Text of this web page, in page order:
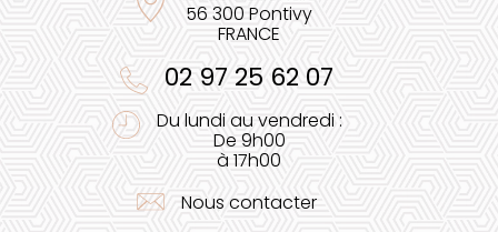
56 300 Pontivy
FRANCE
02 97 25 62 07
Du lundi au vendredi :
De 9h00
à 17h00
Nous contacter